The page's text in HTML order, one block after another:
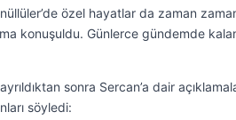
özel hayatlar da zaman
konuşuldu. Günlerce gündemde
sonra Sercan’a dair
söyledi: